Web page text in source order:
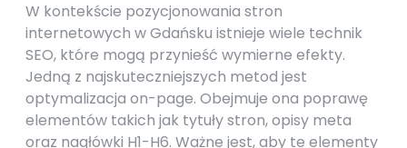
W kontekście pozycjonowania stron
internetowych w Gdańsku istnieje wiele technik
SEO, które mogą przynieść wymierne efekty.
Jedną z najskuteczniejszych metod jest
optymalizacja on-page. Obejmuje ona poprawę
elementów takich jak tytuły stron, opisy meta
oraz nagłówki H1-H6. Ważne jest, aby te elementy